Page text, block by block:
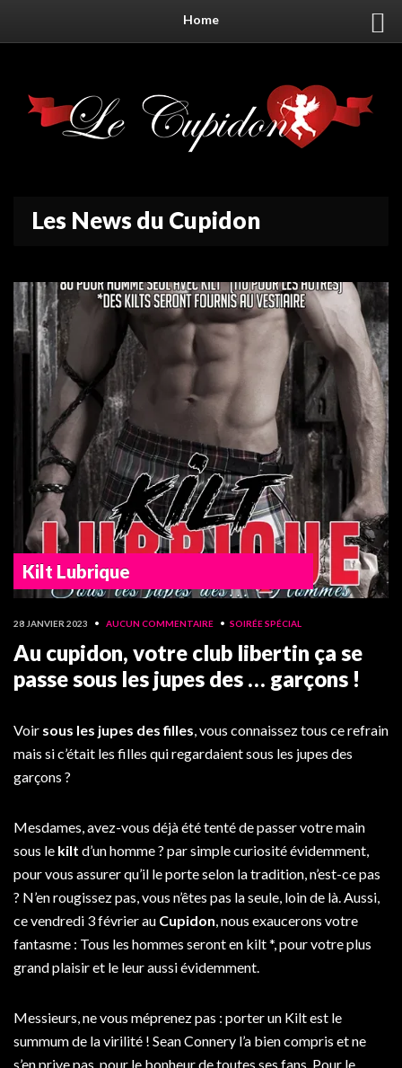
Home
Les News du Cupidon
Kilt Lubrique
28 JANVIER 2023 • AUCUN COMMENTAIRE • SOIRÉE SPÉCIAL
Au cupidon, votre club libertin ça se
passe sous les jupes des … garçons !
Voir sous les jupes des filles , vous connaissez tous ce refrain
mais si c’était les filles qui regardaient sous les jupes des
garçons ?
Mesdames, avez-vous déjà été tenté de passer votre main
sous le kilt d’un homme ? par simple curiosité évidemment,
pour vous assurer qu’il le porte selon la tradition, n’est-ce pas
? N’en rougissez pas, vous n’êtes pas la seule, loin de là. Aussi,
ce vendredi 3 février au Cupidon , nous exaucerons votre
fantasme : Tous les hommes seront en kilt *, pour votre plus
grand plaisir et le leur aussi évidemment.
Messieurs, ne vous méprenez pas : porter un Kilt est le
summum de la virilité ! Sean Connery l’a bien compris et ne
s’en prive pas, pour le bonheur de toutes ses fans. Pour le